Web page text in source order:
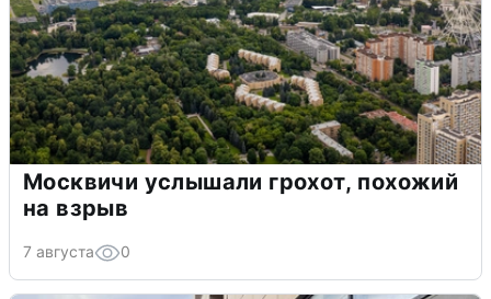
Москвичи услышали грохот, похожий
на взрыв
7 августа 0